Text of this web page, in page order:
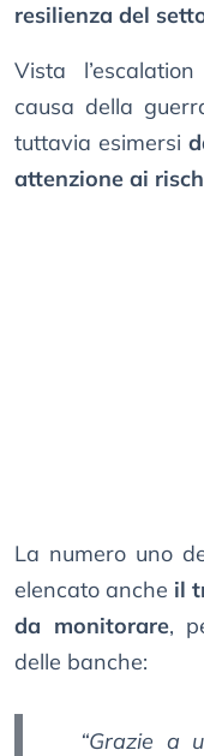
resilienza del
Vista
causa della
tuttavia esimersi
attenzione ai
La numero uno
elencato anche il
da monitorare,
delle banche:
“Grazie a